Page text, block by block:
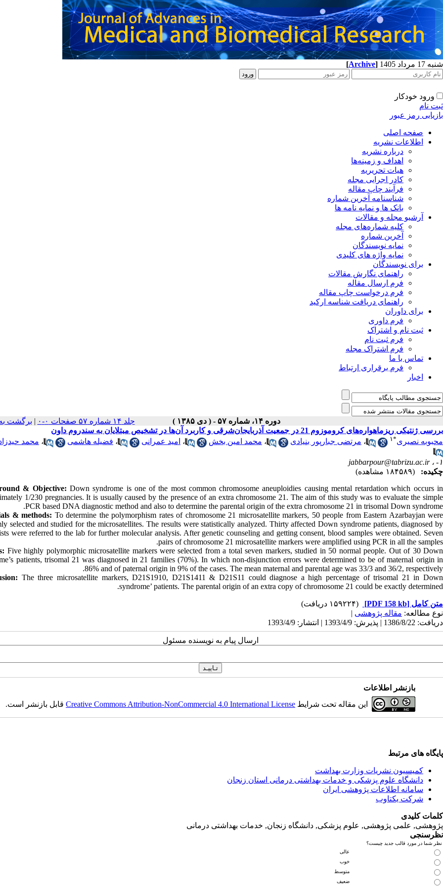
شنبه 17 مرداد 1405 [Archive]
ورود خودکار
ثبت نام
بازیابی رمز عبور
صفحه اصلی
اطلاعات نشریه
درباره نشریه
اهداف و زمینه‌ها
هیات تحریریه
کادر اجرایی مجله
فرآیند چاپ مقاله
شناسنامه آخرین شماره
بانک ها و نمایه نامه ها
آرشیو مجله و مقالات
کلیه شماره‌های مجله
آخرین شماره
نمایه نویسندگان
نمایه واژه های کلیدی
برای نویسندگان
راهنمای نگارش مقالات
فرم ارسال مقاله
فرم درخواست چاپ مقاله
راهنمای دریافت شناسه ارکید
برای داوران
فرم داوری
ثبت نام و اشتراک
فرم ثبت نام
فرم اشتراک مجله
تماس با ما
فرم برقراری ارتباط
اخبار
دوره ۱۴، شماره ۵۷ - ( دى ۱۳۸۵ ) جلد ۱۴ شماره ۵۷ صفحات ۰-۰ | برگشت
بررسی ژنتیکی ریزماهواره‌های کروموزوم 21 در جمعیت آذربایجان‌شرقی و کاربرد آن‌ها در تشخیص مبتلایان به سندروم داون
محبوبه نصیری*۱ ، مرتضی جبارپور بنیادی ، محمد امین بخش ، امید عمرانی ، فضیله هاشمی ، محمد
۱- ،
jabbarpour@tabrizu.ac.ir
چکیده:
(۱۸۴۵۸۹ مشاهده)
& Objective:Down syndrome is one of the most common chromosome aneuploidies causing mental retardation which occurs in
1/230 pregnancies. It is usually caused by the presence of an extra chromosome 21. The aim of this study was to evaluate the simple
PCR based DNA diagnostic method and also to determine the parental origin of the extra chromosome 21 in trisomal Down syndrome.
& methods: To determine the polymorphism rates of chromosome 21 microsatellite markers, 50 people from Eastern Azarbayjan were
selected and studied for the microsatellites. The results were statistically analyzed. Thirty affected Down syndrome patients, diagnosed by
were referred to the lab for further molecular analysis. After genetic counseling and getting consent, blood samples were obtained. Seven
pairs of chromosome 21 microsatellite markers were amplified using PCR in all the samples.
Five highly polymorphic microsatellite markers were selected from a total seven markers, studied in 50 normal people. Out of 30 Down
patients, trisomal 21 was diagnosed in 21 families (70%). In which non-disjunction errors were determined to be of maternal origin in
86% and of paternal origin in 9% of the cases. The mean maternal and parental age was 33/3 and 36/2, respectively.
The three microsatellite markers, D21S1910, D21S1411 & D21S11 could diagnose a high percentage of trisomal 21 in Down
syndrome’ patients. The parental origin of an extra copy of chromosome 21 could be exactly determined.
متن کامل [PDF 158 kb]
(۱۵۹۲۲۴ دریافت)
نوع مطالعه: مقاله پژوهشی |
دریافت: 1386/8/22 | پذیرش: 1393/4/9 | انتشار: 1393/4/9
ارسال پیام به نویسنده مسئول
بازنشر اطلاعات
این مقاله تحت شرایط Creative Commons Attribution-NonCommercial 4.0 International Licenseقابل بازنشر است.
پایگاه های مرتبط
کمیسیون نشریات وزارت بهداشت
دانشگاه‌ علوم‌ پزشکی‌ و خدمات‌ بهداشتی‌ درمانی‌ استان‌ زنجان
سامانه اطلاعات پژوهشی ایران
شرکت یکتاوب
کلمات کلیدی
پژوهشی, علمی پژوهشی, علوم‌ پزشکی‌, دانشگاه زنجان, خدمات‌ بهداشتی‌ درمانی‌
نظرسنجی
نظر شما در مورد قالب جدید چیست؟
عالی
خوب
متوسط
ضعیف